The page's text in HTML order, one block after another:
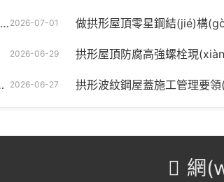
2026-07-01 做拱形屋頂零星鋼結(jié)構
2026-06-29 拱形屋頂防腐高強螺栓現
2026-06-27 拱形波紋鋼屋蓋施工管理要
 網